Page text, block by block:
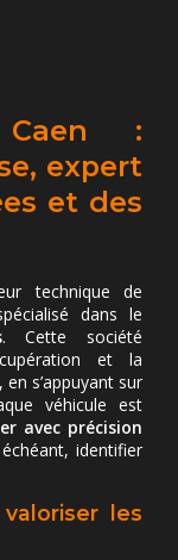
:
expert
et des
technique de
dans le
. Cette société
et la
s’appuyant sur
véhicule est
avec précision
identifier
les